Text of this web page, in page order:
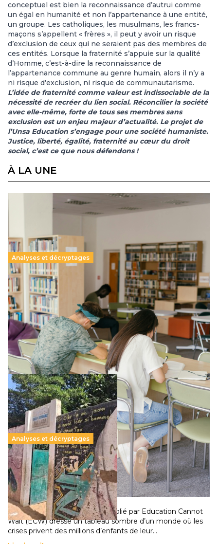
conceptuel est bien la reconnaissance d’autrui comme
un égal en humanité et non l’appartenance à une entité,
un groupe. Les catholiques, les musulmans, les francs-
maçons s’appellent « frères », il peut y avoir un risque
d’exclusion de ceux qui ne seraient pas des membres de
ces entités. Lorsque la fraternité s’appuie sur la qualité
d’Homme, c’est-à-dire la reconnaissance de
l’appartenance commune au genre humain, alors il n’y a
ni risque d’exclusion, ni risque de communautarisme.
L’idée de fraternité comme valeur est indissociable de la
nécessité de recréer du lien social. Réconcilier la société
avec elle-même, forte de tous ses membres sans
exclusion est un enjeu majeur d’actualité. Le projet de
l’Unsa Education s’engage pour une société humaniste.
Justice, liberté, égalité, fraternité au cœur du droit
social, c’est ce que nous défendons !
À LA UNE
Analyses et décryptages
Supérieur privé : une dérive qui met à mal la
promesse républicaine
11 juillet 2026-
Le projet de loi sur la régulation de l’enseignement
supérieur privé met en lumière l’amplification d’un système
qui relègue l’acte pédagogique au superfétatoire, voire à…
Lire la suite →
Analyses et décryptages
258 millions d’enfants victimes de la guerre, des
chocs climatiques et des déplacements de
population
11 juillet 2026- National
Un nouveau rapport mondial publié par Education Cannot
Wait (ECW) dresse un tableau sombre d’un monde où les
crises privent des millions d’enfants de leur…